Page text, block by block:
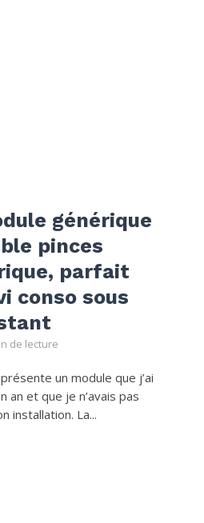
générique
pinces
parfait
conso sous
de lecture
un module que j’ai
an et que je n’avais pas
installation. La...